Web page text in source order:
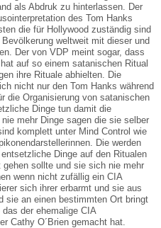
als Abdruk zu hinterlassen. Der
des Tom Hanks
die für Hollywood zuständig sind
weltweit mit dieser und
Der von VDP meint sogar, dass
auf so einem satanischen Ritual
ihre Rituale abhielten. Die
nicht nur den Tom Hanks während
die Organisierung von satanischen
Dinge tun damit die
mehr Dinge sagen die sie selber
komplett unter Mind Control wie
Die werden
Dinge auf den Ritualen
sollte und sie sich nie mehr
wenn nicht zufällig ein CIA
sich ihrer erbarmt und sie aus
sie an einen bestimmten Ort bringt
der ehemalige CIA
Cathy O´Brien gemacht hat.